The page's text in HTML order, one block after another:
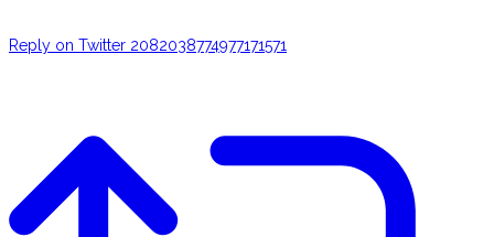
Reply on Twitter 2082038774977171571